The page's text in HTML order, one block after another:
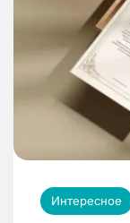
Интересное